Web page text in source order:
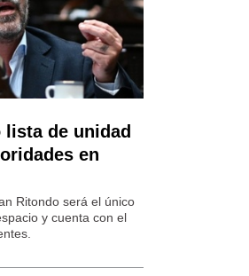
lista de unidad
en
Ritondo será el único
y cuenta con el